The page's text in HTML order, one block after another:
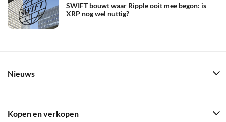
SWIFT bouwt waar Ripple ooit mee begon: is
XRP nog wel nuttig?
Nieuws
Kopen en verkopen